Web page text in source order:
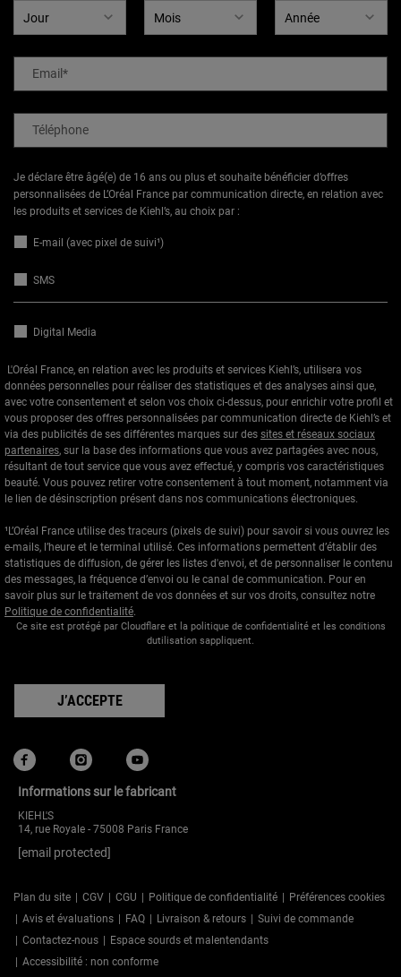
Email*
Téléphone
Je déclare être âgé(e) de 16 ans ou plus et souhaite bénéficier d’offres
personnalisées de L’Oréal France par communication directe, en relation avec
les produits et services de Kiehl’s, au choix par :
E-mail (avec pixel de suivi¹)
SMS
Digital Media
L'Oréal France, en relation avec les produits et services Kiehl’s, utilisera vos
données personnelles pour réaliser des statistiques et des analyses ainsi que,
avec votre consentement et selon vos choix ci-dessus, pour enrichir votre profil et
vous proposer des offres personnalisées par communication directe de Kiehl’s et
via des publicités de ses différentes marques sur des sites et réseaux sociaux
partenaires, sur la base des informations que vous avez partagées avec nous,
résultant de tout service que vous avez effectué, y compris vos caractéristiques
beauté. Vous pouvez retirer votre consentement à tout moment, notamment via
le lien de désinscription présent dans nos communications électroniques.
¹L’Oréal France utilise des traceurs (pixels de suivi) pour savoir si vous ouvrez les
e-mails, l’heure et le terminal utilisé. Ces informations permettent d’établir des
statistiques de diffusion, de gérer les listes d'envoi, et de personnaliser le contenu
des messages, la fréquence d’envoi ou le canal de communication. Pour en
savoir plus sur le traitement de vos données et sur vos droits, consultez notre
Politique de confidentialité.
Ce site est protégé par Cloudflare et la politique de confidentialité et les conditions
dutilisation sappliquent.
J’ACCEPTE
Informations sur le fabricant
KIEHL'S
14, rue Royale - 75008 Paris France
[email protected]
Plan du site CGV CGU Politique de confidentialité
Préférences cookies
Avis et évaluations
FAQ Livraison & retours
Suivi de commande
Contactez-nous
Espace sourds et malentendants
Accessibilité : non conforme